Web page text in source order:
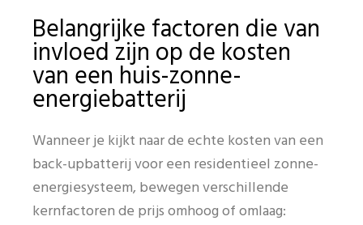
Belangrijke factoren die van
invloed zijn op de kosten
van een huis-zonne-
energiebatterij
Wanneer je kijkt naar de echte kosten van een
back-upbatterij voor een residentieel zonne-
energiesysteem, bewegen verschillende
kernfactoren de prijs omhoog of omlaag: